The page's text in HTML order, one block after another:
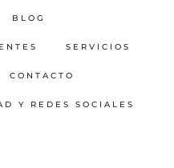
BLOG
SERVICIOS
CONTACTO
Y REDES SOCIALES